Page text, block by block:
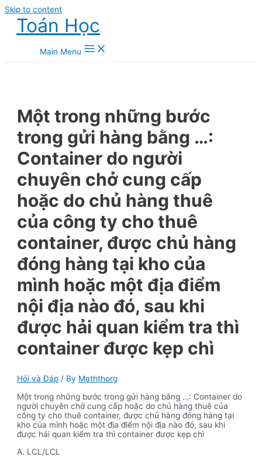
Skip to content
Toán Học
Main Menu
Một trong những bước
trong gửi hàng bằng …:
Container do người
chuyên chở cung cấp
hoặc do chủ hàng thuê
của công ty cho thuê
container, được chủ hàng
đóng hàng tại kho của
mình hoặc một địa điểm
nội địa nào đó, sau khi
được hải quan kiểm tra thì
container được kẹp chì
Hỏi và Đáp / By Maththorg
Một trong những bước trong gửi hàng bằng …: Container do
người chuyên chở cung cấp hoặc do chủ hàng thuê của
công ty cho thuê container, được chủ hàng đóng hàng tại
kho của mình hoặc một địa điểm nội địa nào đó, sau khi
được hải quan kiểm tra thì container được kẹp chì
A. LCL/LCL